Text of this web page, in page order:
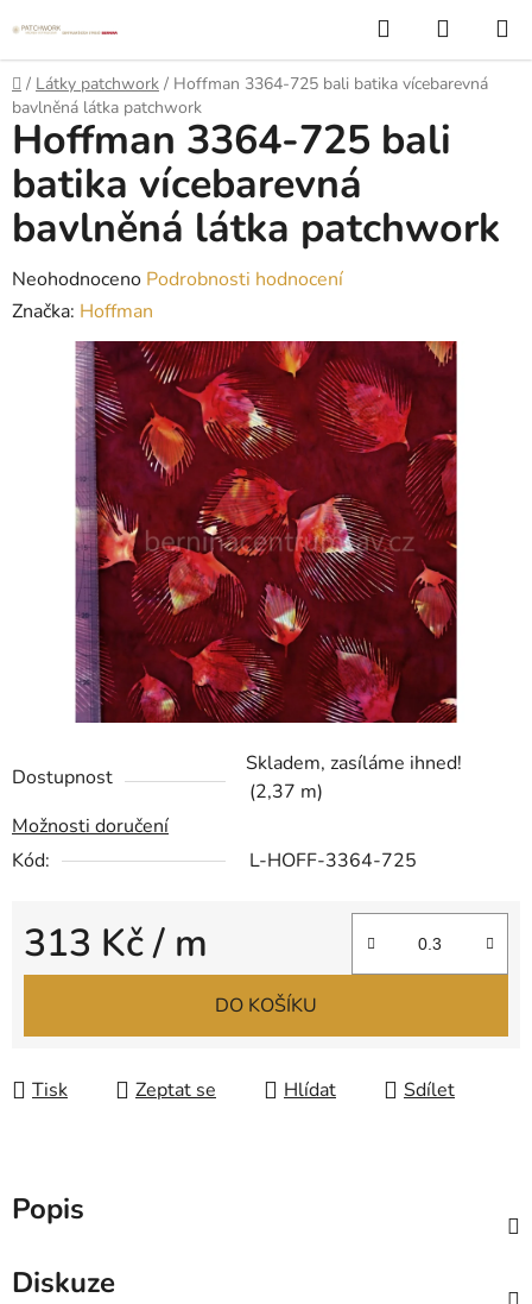
na
obsah
Hledat
KOŠÍK
Domů
/ Látky patchwork / Hoffman 3364-725 bali batika vícebarevná
bavlněná látka patchwork
Dostupnost
Skladem, zasíláme ihned!
(2,37 m)
Možnosti doručení
Kód:
L-HOFF-3364-725
313 Kč/ m
Měrná cena:
DO KOŠÍKU
Tisk Zeptat se Hlídat Sdílet
Hoffman 3364-725 bali
batika vícebarevná
bavlněná látka patchwork
Průměrné
hodnocení
produktu
hvězdiček.
Neohodnoceno Podrobnosti hodnocení
Značka: Hoffman
Popis
Diskuze